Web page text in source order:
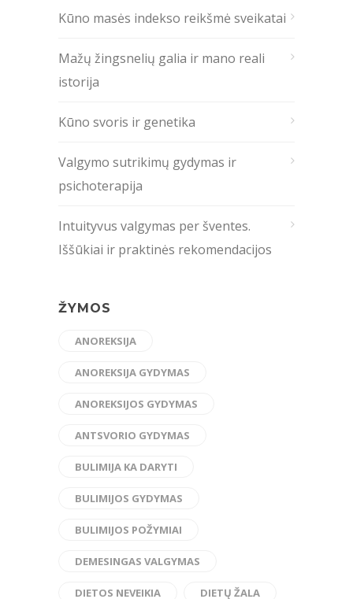
Kūno masės indekso reikšmė sveikatai
Mažų žingsnelių galia ir mano reali
istorija
Kūno svoris ir genetika
Valgymo sutrikimų gydymas ir
psichoterapija
Intuityvus valgymas per šventes.
Iššūkiai ir praktinės rekomendacijos
ŽYMOS
ANOREKSIJA
ANOREKSIJA GYDYMAS
ANOREKSIJOS GYDYMAS
ANTSVORIO GYDYMAS
BULIMIJA KA DARYTI
BULIMIJOS GYDYMAS
BULIMIJOS POŽYMIAI
DEMESINGAS VALGYMAS
DIETOS NEVEIKIA DIETŲ ŽALA